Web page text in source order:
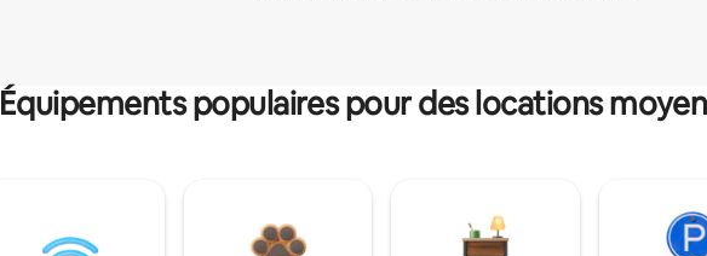
Équipements populaires pour des locations